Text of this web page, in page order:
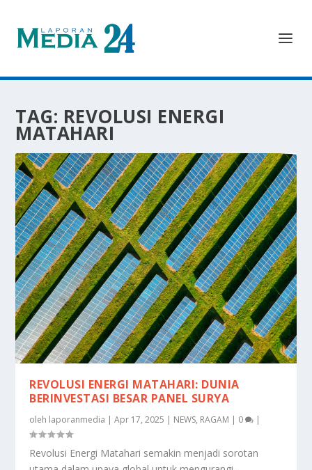
TAG: REVOLUSI ENERGI
MATAHARI
REVOLUSI ENERGI MATAHARI: DUNIA
BERINVESTASI BESAR PANEL SURYA
oleh laporanmedia |Apr 17, 2025 | NEWS, RAGAM | 0 |
Revolusi Energi Matahari semakin menjadi sorotan